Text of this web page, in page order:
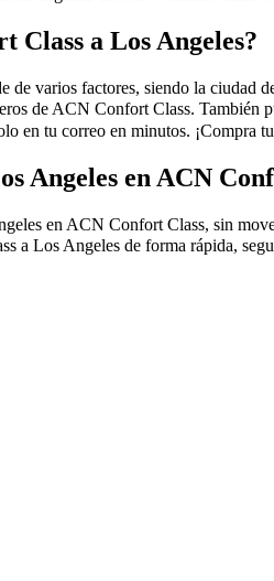
Class a Los Angeles?
varios factores, siendo la ciudad
de ACN Confort Class. También
en tu correo en minutos.
Angeles en ACN
en ACN Confort Class, sin
a Los Angeles de forma rápida,